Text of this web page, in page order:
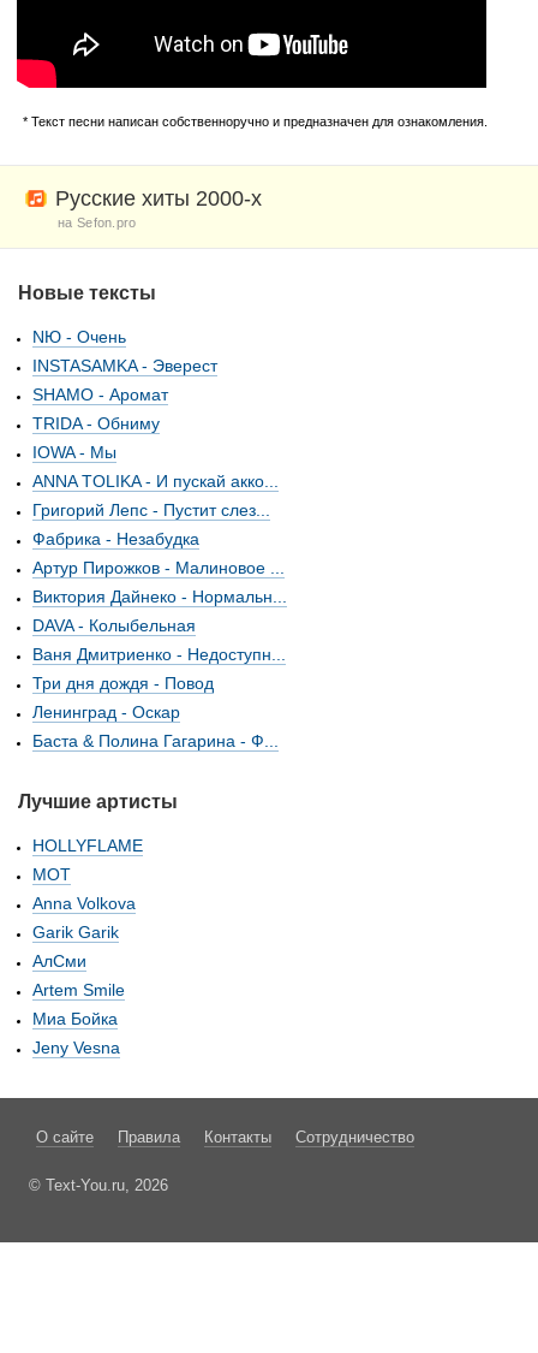
* Текст песни написан собственноручно и предназначен для ознакомления.
Русские хиты 2000-х
на Sefon.pro
Новые тексты
NЮ - Очень
INSTASAMKA - Эверест
SHAMO - Аромат
TRIDA - Обниму
IOWA - Мы
ANNA TOLIKA - И пускай акко...
Григорий Лепс - Пустит слез...
Фабрика - Незабудка
Артур Пирожков - Малиновое ...
Виктория Дайнеко - Нормальн...
DAVA - Колыбельная
Ваня Дмитриенко - Недоступн...
Три дня дождя - Повод
Ленинград - Оскар
Баста & Полина Гагарина - Ф...
Лучшие артисты
HOLLYFLAME
МОТ
Anna Volkova
Garik Garik
АлСми
Artem Smile
Миа Бойка
Jeny Vesna
О сайте Правила Контакты Сотрудничество
© Text-You.ru, 2026